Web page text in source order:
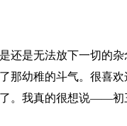
还是无法放下一切的杂
那幼稚的斗气。很喜欢
了。我真的很想说——初